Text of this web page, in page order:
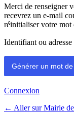
Merci de renseigner
recevrez un e-mail
réinitialiser votre mot
Identifiant ou adresse
Connexion
← Aller sur Mairie